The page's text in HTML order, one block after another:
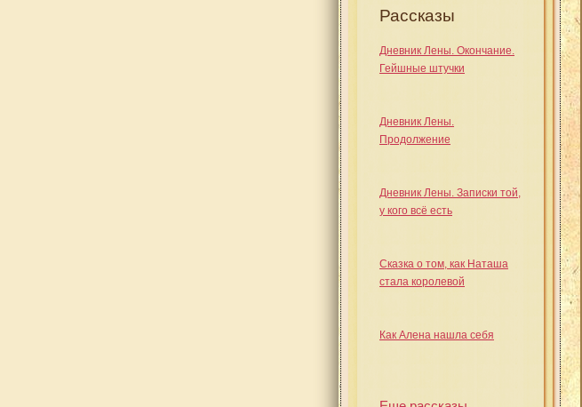
Рассказы
Дневник Лены. Окончание.
Гейшные штучки
Дневник Лены.
Продолжение
Дневник Лены. Записки той,
у кого всё есть
Сказка о том, как Наташа
стала королевой
Как Алена нашла себя